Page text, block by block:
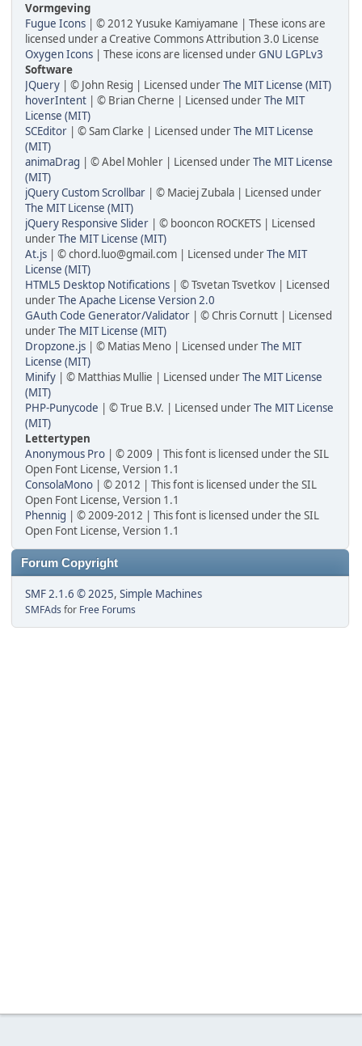
Vormgeving
Fugue Icons | © 2012 Yusuke Kamiyamane | These icons are
licensed under a Creative Commons Attribution 3.0 License
Oxygen Icons | These icons are licensed underGNU LGPLv3
Software
JQuery | © John Resig | Licensed underThe MIT License (MIT)
hoverIntent | © Brian Cherne | Licensed underThe MIT
License (MIT)
SCEditor | © Sam Clarke | Licensed underThe MIT License
(MIT)
animaDrag | © Abel Mohler | Licensed underThe MIT License
(MIT)
jQuery Custom Scrollbar | © Maciej Zubala | Licensed under
The MIT License (MIT)
jQuery Responsive Slider | © booncon ROCKETS | Licensed
underThe MIT License (MIT)
At.js | © chord.luo@gmail.com | Licensed underThe MIT
License (MIT)
HTML5 Desktop Notifications | © Tsvetan Tsvetkov | Licensed
underThe Apache License Version 2.0
GAuth Code Generator/Validator | © Chris Cornutt | Licensed
underThe MIT License (MIT)
Dropzone.js | © Matias Meno | Licensed underThe MIT
License (MIT)
Minify | © Matthias Mullie | Licensed underThe MIT License
(MIT)
PHP-Punycode | © True B.V. | Licensed underThe MIT License
(MIT)
Lettertypen
Anonymous Pro | © 2009 | This font is licensed under the SIL
Open Font License, Version 1.1
ConsolaMono | © 2012 | This font is licensed under the SIL
Open Font License, Version 1.1
Phennig | © 2009-2012 | This font is licensed under the SIL
Open Font License, Version 1.1
Forum Copyright
SMF 2.1.6 © 2025, Simple Machines
SMFAds for Free Forums